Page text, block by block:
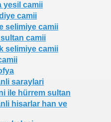
yesil camii
camii
selimiye camii
camii
selimiye camii
saraylari
ile hürrem sultan
hisarlar han ve